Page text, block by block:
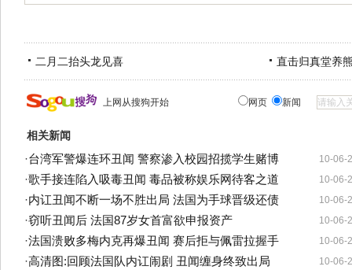
二月二抬头龙见喜 直击归真堂养
上网从搜狗开始 网页 新闻
相关新闻
10-06-
·台湾军警爆连环丑闻 警察渗入校园招揽学生赌博
10-06-
·歌手接连陷入吸毒丑闻 毒品被称娱乐网待客之道
10-06-
·内讧丑闻不断一场不胜出局 法国为手球晋级还债
10-06-
·窃听丑闻后 法国87岁女首富欲申报资产
10-06-
·法国溃败多梅内克再爆丑闻 赛后拒与佩雷拉握手
10-06-
·高清图:回顾法国队内讧闹剧 丑闻缠身终致出局